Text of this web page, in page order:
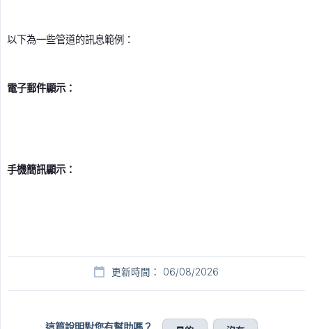
以下為一些管道的訊息範例：
電子郵件顯示：
手機簡訊顯示：
更新時間： 06/08/2026